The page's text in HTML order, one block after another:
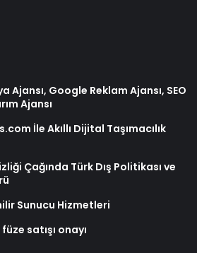
Ajansı, Google Reklam Ajansı, SEO
Ajansı
İle Akıllı Dijital Taşımacılık
Çağında Türk Dış Politikası ve
Sunucu Hizmetleri
satışı onayı